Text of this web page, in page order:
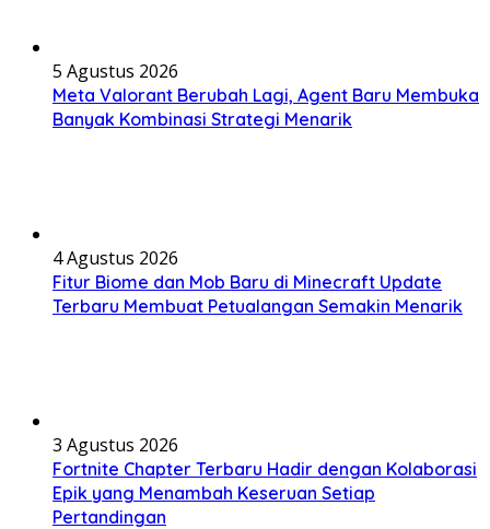
5 Agustus 2026
Meta Valorant Berubah Lagi, Agent Baru Membuka
Banyak Kombinasi Strategi Menarik
4 Agustus 2026
Fitur Biome dan Mob Baru di Minecraft Update
Terbaru Membuat Petualangan Semakin Menarik
3 Agustus 2026
Fortnite Chapter Terbaru Hadir dengan Kolaborasi
Epik yang Menambah Keseruan Setiap
Pertandingan